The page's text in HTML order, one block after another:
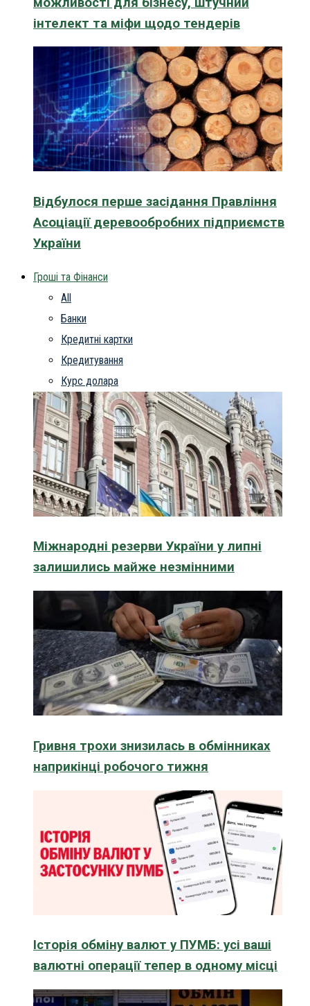
інтелект та міфи щодо тендерів
Відбулося перше засідання Правління
Асоціації деревообробних підприємств
України
Гроші та Фінанси
All
Банки
Кредитні картки
Кредитування
Курс долара
Міжнародні резерви України у липні
залишились майже незмінними
Гривня трохи знизилась в обмінниках
наприкінці робочого тижня
Історія обміну валют у ПУМБ: усі ваші
валютні операції тепер в одному місці